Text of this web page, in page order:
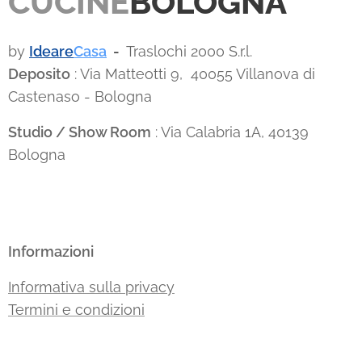
by IdeareCasa - Traslochi 2000 S.r.l.
Deposito : Via Matteotti 9, 40055 Villanova di
Castenaso - Bologna
Studio / Show Room : Via Calabria 1A, 40139
Bologna
Informazioni
Informativa sulla privacy
Termini e condizioni